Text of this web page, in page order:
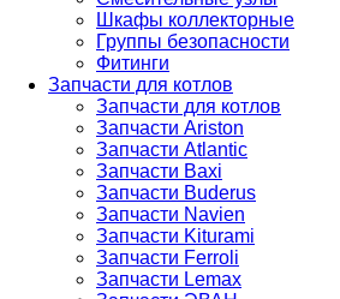
Шкафы коллекторные
Группы безопасности
Фитинги
Запчасти для котлов
Запчасти для котлов
Запчасти Ariston
Запчасти Atlantic
Запчасти Baxi
Запчасти Buderus
Запчасти Navien
Запчасти Kiturami
Запчасти Ferroli
Запчасти Lemax